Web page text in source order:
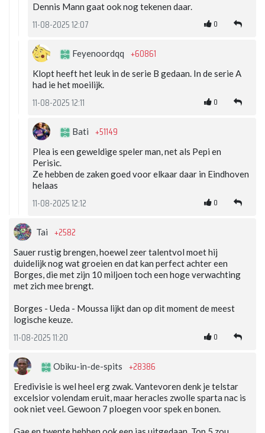
Dennis Mann gaat ook nog tekenen daar.
11-08-2025 12:07 0
Feyenoordqq +60861
Klopt heeft het leuk in de serie B gedaan. In de serie A
had ie het moeilijk.
11-08-2025 12:11 0
Bati +51149
Plea is een geweldige speler man, net als Pepi en
Perisic.
Ze hebben de zaken goed voor elkaar daar in Eindhoven
helaas
11-08-2025 12:12 0
Tai +2582
Sauer rustig brengen, hoewel zeer talentvol moet hij
duidelijk nog wat groeien en dat kan perfect achter een
Borges, die met zijn 10 miljoen toch een hoge verwachting
met zich mee brengt.
Borges - Ueda - Moussa lijkt dan op dit moment de meest
logische keuze.
11-08-2025 11:20 0
Obiku-in-de-spits +28386
Eredivisie is wel heel erg zwak. Vantevoren denk je telstar
excelsior volendam eruit, maar heracles zwolle sparta nac is
ook niet veel. Gewoon 7 ploegen voor spek en bonen.